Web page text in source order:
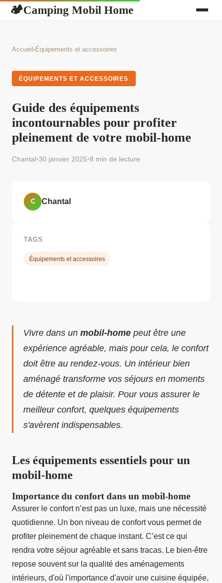
🏕Camping Mobil Home
Accueil ›Équipements et accessoires
ÉQUIPEMENTS ET ACCESSOIRES
Guide des équipements
incontournables pour profiter
pleinement de votre mobil-home
Chantal•30 janvier 2025•8 min de lecture
Vivre dans un mobil-home peut être une
expérience agréable, mais pour cela, le confort
doit être au rendez-vous. Un intérieur bien
aménagé transforme vos séjours en moments
de détente et de plaisir. Pour vous assurer le
meilleur confort, quelques équipements
s'avèrent indispensables.
Les équipements essentiels pour un
mobil-home
Importance du confort dans un mobil-home
Assurer le confort n’est pas un luxe, mais une nécessité
quotidienne. Un bon niveau de confort vous permet de
profiter pleinement de chaque instant. C’est ce qui
rendra votre séjour agréable et sans tracas. Le bien-être
repose souvent sur la qualité des aménagements
intérieurs, d'où l'importance d'avoir une cuisine équipée,
C Chantal
TAGS
Équipements et accessoires